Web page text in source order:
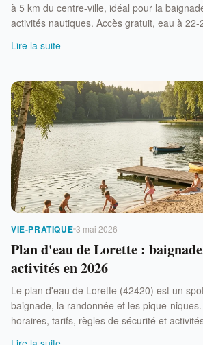
à 5 km du centre-ville, idéal pour la
activités nautiques. Accès gratuit, eau à 22-
Lire la suite
VIE-PRATIQUE 3 mai 2026
Plan d'eau de Lorette :
activités en 2026
Le plan d'eau de Lorette (42420) est un
baignade, la randonnée et les pique-
horaires, tarifs, règles de sécurité et